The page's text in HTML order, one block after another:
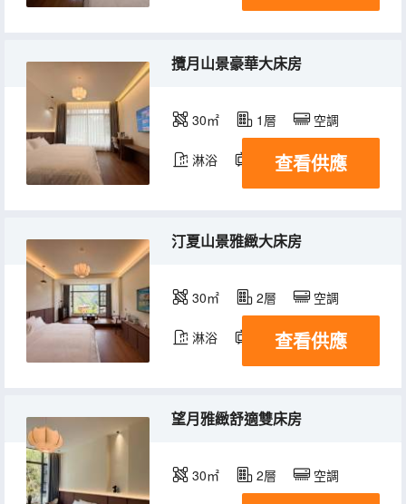
攬月山景豪華大床房
30㎡ 1層 空調
淋浴 電視機
查看供應
汀夏山景雅緻大床房
30㎡ 2層 空調
淋浴 電視機
查看供應
望月雅緻舒適雙床房
30㎡ 2層 空調